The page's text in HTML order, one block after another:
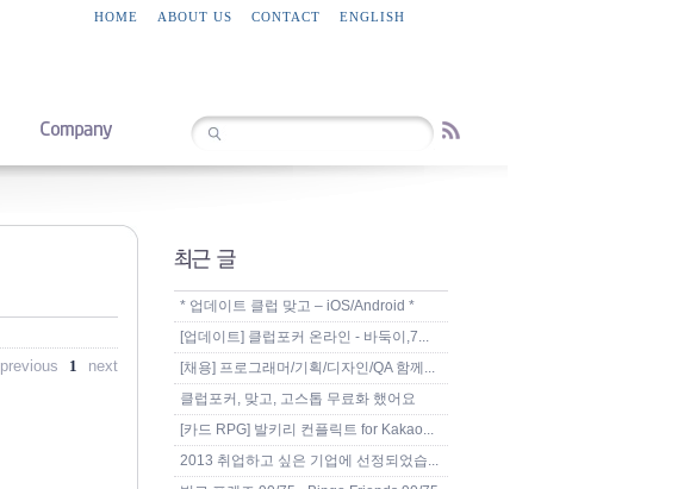
ENGLISH
CONTACT
ABOUT US
HOME
previous 1 next
* 업데이트 클럽 맞고 – iOS/Android *
[업데이트] 클럽포커 온라인 - 바둑이,7...
[채용] 프로그래머/기획/디자인/QA 함께...
클럽포커, 맞고, 고스톱 무료화 했어요
[카드 RPG] 발키리 컨플릭트 for Kakao...
2013 취업하고 싶은 기업에 선정되었습...